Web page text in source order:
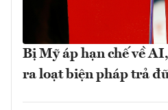
Bị Mỹ áp hạn chế về
ra loạt biện pháp trả